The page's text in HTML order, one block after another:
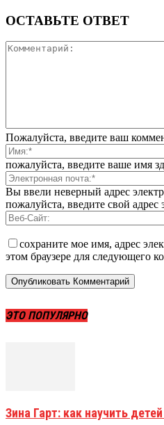
ОСТАВЬТЕ ОТВЕТ
Пожалуйста, введите ваш
пожалуйста, введите ваше имя
Вы ввели неверный адрес
пожалуйста, введите свой адрес
сохраните мое имя, адрес
этом браузере для следующего
ЭТО ПОПУЛЯРНО
Зина Гарт: как научить